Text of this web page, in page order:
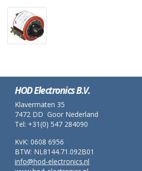
HOD Electronics B.V.
Klavermaten 35
7472 DD Goor Nederland
Tel: +31(0) 547 284090
KvK: 0608 6956
BTW: NL8144.71.092B01
info@hod-electronics.nl